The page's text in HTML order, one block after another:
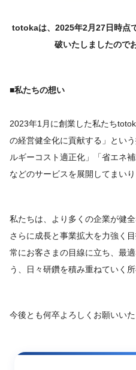
totokaは、2025年2月27日時点
破いたしましたので
■私たちの想い
2023年1月に創業した私たち
の経営健全化に貢献する」とい
ルギーコスト適正化」「省エネ
などのサービスを展開してまいり
私たちは、より多くの企業が健
さらに成長と事業拡大を力強く目
常にお客さまの目線に立ち、最
う、日々研鑽を積み重ねていく所
今後とも何卒よろしくお願いいた